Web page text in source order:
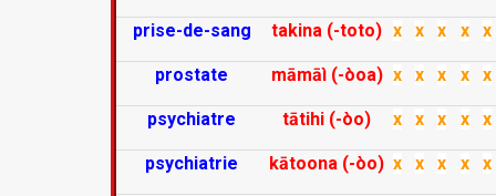
prise-de-sang takina (-toto) x x x x x
prostate māmāì (-òoa) x x x x x
psychiatre tātihi (-òo) x x x x x
psychiatrie kātoona (-òo) x x x x x